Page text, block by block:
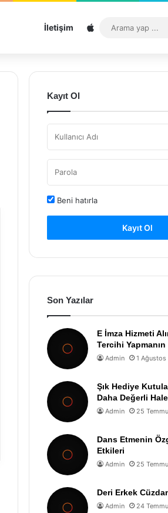
İletişim Sitemap
Kayıt Ol
Beni hatırla
Kayıt Ol
Son Yazılar
E İmza Hizmeti
Tercihi Yapmanın
Admin 1
Şık Hediye
Daha Değerli
Admin 25
Dans Etmenin
Etkileri
Admin 25
Deri Erkek
Admin 24